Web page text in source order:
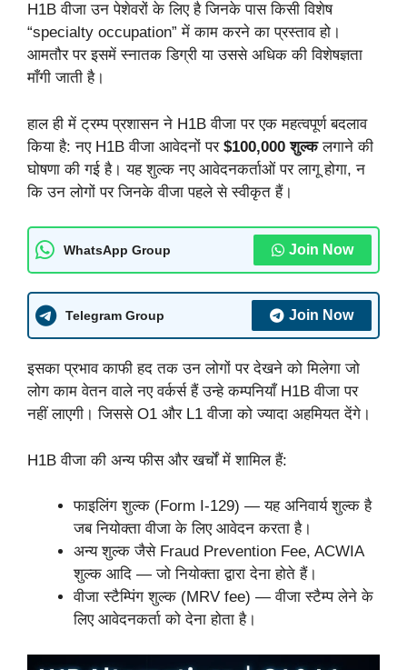
H1B वीजा उन पेशेवरों के लिए है जिनके पास किसी विशेष
“specialty occupation” में काम करने का प्रस्ताव हो।
आमतौर पर इसमें स्नातक डिग्री या उससे अधिक की विशेषज्ञता
माँगी जाती है।
हाल ही में ट्रम्प प्रशासन ने H1B वीजा पर एक महत्वपूर्ण बदलाव
किया है: नए H1B वीजा आवेदनों पर $100,000 शुल्‍कलगाने की
घोषणा की गई है। यह शुल्क नए आवेदनकर्ताओं पर लागू होगा, न
कि उन लोगों पर जिनके वीजा पहले से स्वीकृत हैं।
WhatsApp Group Join Now
Telegram Group Join Now
इसका प्रभाव काफी हद तक उन लोगों पर देखने को मिलेगा जो
लोग काम वेतन वाले नए वर्कर्स हैं उन्हे कम्पनियाँ H1B वीजा पर
नहीं लाएगी। जिससे O1 और L1 वीजा को ज्यादा अहमियत देंगे।
H1B वीजा की अन्य फीस और खर्चों में शामिल हैं:
फाइलिंग शुल्क (Form I-129) — यह अनिवार्य शुल्क है
जब नियोक्ता वीजा के लिए आवेदन करता है।
अन्य शुल्क जैसे Fraud Prevention Fee, ACWIA
शुल्क आदि — जो नियोक्ता द्वारा देना होते हैं।
वीजा स्टैम्पिंग शुल्क (MRV fee) — वीजा स्टैम्प लेने के
लिए आवेदनकर्ता को देना होता है।